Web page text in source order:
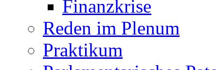
Finanzkrise
Reden im Plenum
Praktikum